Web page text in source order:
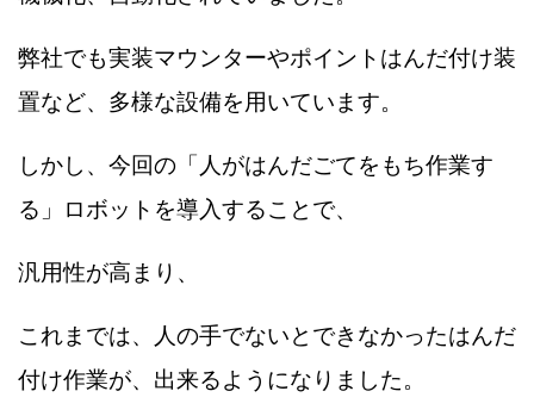
弊社でも実装マウンターやポイントはんだ付け装
置など、多様な設備を用いています。
しかし、今回の「人がはんだごてをもち作業す
る」ロボットを導入することで、
汎用性が高まり、
これまでは、人の手でないとできなかったはんだ
付け作業が、出来るようになりました。